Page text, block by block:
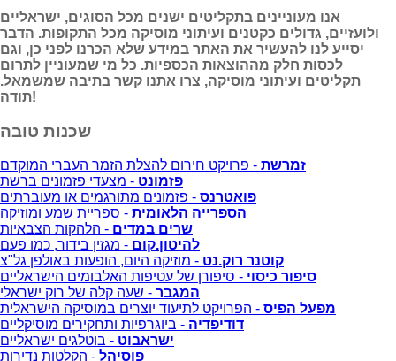
אנו מעוניינים בתקליטים ישנים מכל הסוגים, ישראליים
ולועזיים, גדולים כקטנים ועיתוני מוסיקה מכל התקופות. הדבר
יסייע לנו להעשיר את האתר במידע שלא הכרנו לפני כן, וגם
לכסות חלק מההוצאות הכספיות. כל מי שמעוניין לתרום
תקליטים ועיתוני מוסיקה, צרו אתנו קשר בתיבה שמשמאל.
תודה!
שכנות טובה
זמרשת - פרויקט חירום להצלת הזמר העברי המוקדם
פזמונט - מצעדי פזמונים ברשת
פואטרנס - פזמונים מתורגמים או מעוברתים
הספרייה הלאומית - ספריית שמע ומוזיקה
שרים במדים - הלהקות הצבאיות
להיטון.קום - מגזין בידור, כמו פעם
קוטנר רוק.נט - מוזיקה היום, הופעות באולפן גל"צ
סיפור כיסוי - סיפורן של עטיפות האלבומים הישראליים
המגבר - שעה קלה של רוק ישראלי
מפעל הפיס - הפרויקט לתיעוד יוצרים במוסיקה הישראלית
דודיפדיה - ביוגרפיות ותחקירים מוסיקליים
ישראבוט - בוטלגים ישראליים
פוסיהל - הקלטות נדירות